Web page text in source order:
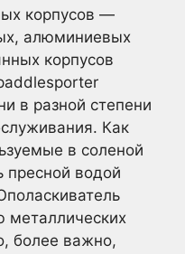
корпусов —
алюминиевых
корпусов
в разной степени
Как
в соленой
пресной водой
металлических
более важно,